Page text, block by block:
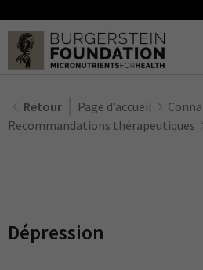
Retour Page d’accueil
Recommandations thérapeutiques
Dépression